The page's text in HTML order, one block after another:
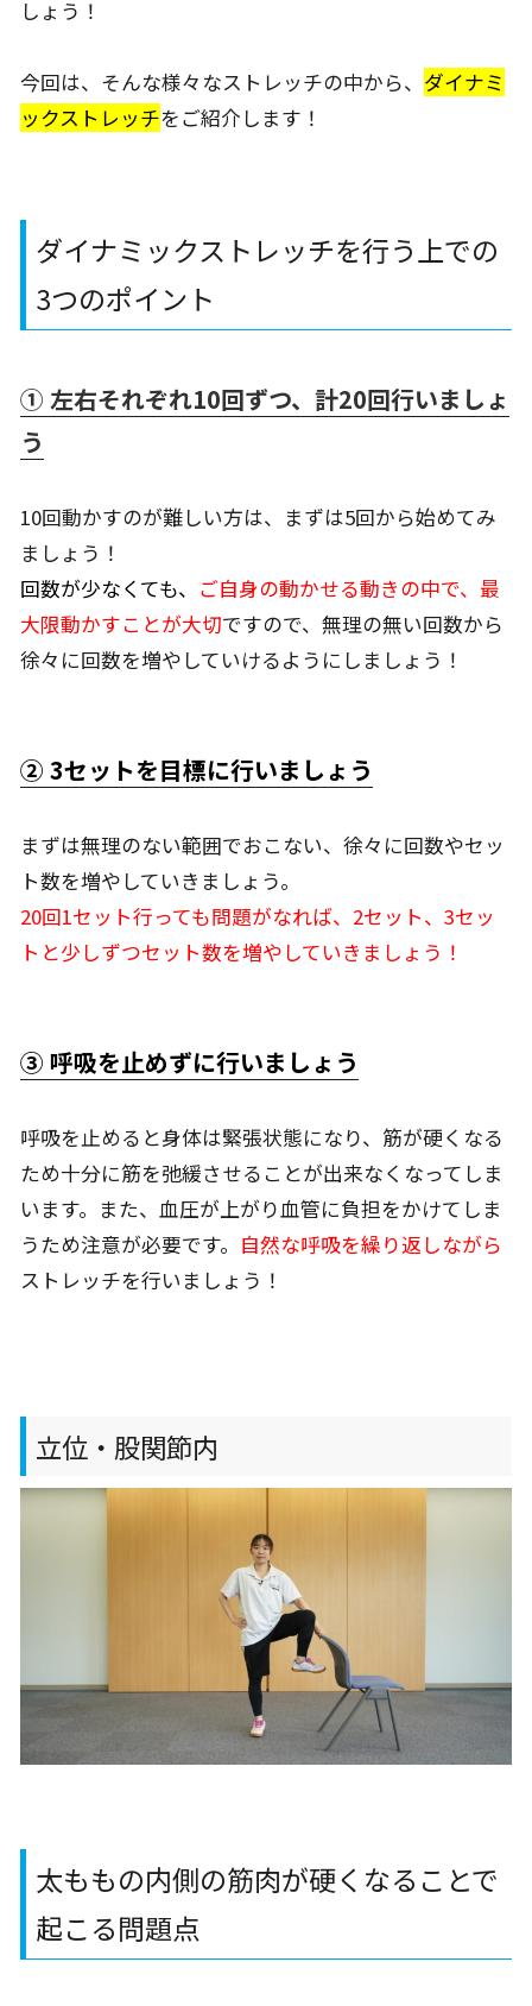
しょう！
今回は、そんな様々なストレッチの中から、 ダイナミ
ックストレッチをご紹介します！
ダイナミックストレッチを行う上での
3つのポイント
① 左右それぞれ10回ずつ、計20回行いましょ
う
10回動かすのが難しい方は、まずは5回から始めてみ
ましょう！
回数が少なくても、 ご自身の動かせる動きの中で、最
大限動かすことが大切ですので、無理の無い回数から
徐々に回数を増やしていけるようにしましょう！
② 3セットを目標に行いましょう
まずは無理のない範囲でおこない、徐々に回数やセッ
ト数を増やしていきましょう。
20回1セット行っても問題がなれば、2セット、3セッ
トと少しずつセット数を増やしていきましょう！
③ 呼吸を止めずに行いましょう
呼吸を止めると身体は緊張状態になり、筋が硬くなる
ため十分に筋を弛緩させることが出来なくなってしま
います。また、血圧が上がり血管に負担をかけてしま
うため注意が必要です。 自然な呼吸を繰り返しながら
ストレッチを行いましょう！
立位・股関節内
太ももの内側の筋肉が硬くなることで
起こる問題点